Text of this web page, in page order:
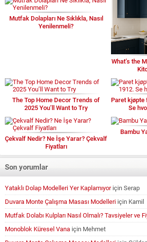
Mutfak Dolapları Ne Sıklıkla, Nasıl
Yenilenmeli?
What’s the
The Top Home Decor Trends of
2025 You’ll Want to Try
Paret kjøpte
Se
Çekvalf Nedir? Ne İşe Yarar? Çekvalf
Fiyatları
Bambu
Son yorumlar
Yataklı Dolap Modelleri Yer Kaplamıyoriçin Serap
Duvara Monte Çalışma Masası Modelleri için Kamil
Mutfak Dolabı Kulpları Nasıl Olmalı? Tavsiyeler ve
Monoblok Küresel Vana için Mehmet